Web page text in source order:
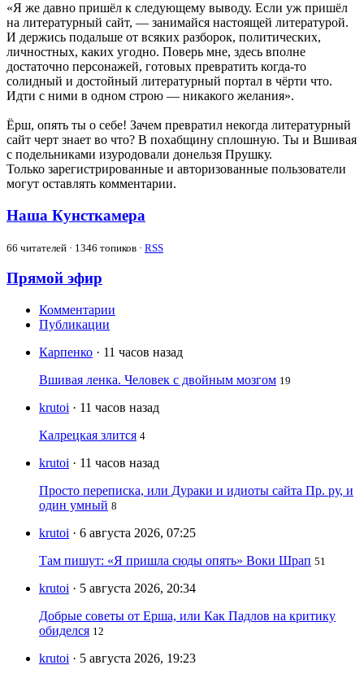
«Я же давно пришёл к следующему выводу. Если уж пришёл
на литературный сайт, — занимайся настоящей литературой.
И держись подальше от всяких разборок, политических,
личностных, каких угодно. Поверь мне, здесь вполне
достаточно персонажей, готовых превратить когда-то
солидный и достойный литературный портал в чёрти что.
Идти с ними в одном строю — никакого желания».
Ёрш, опять ты о себе! Зачем превратил некогда литературный
сайт черт знает во что? В похабщину сплошную. Ты и Вшивая
с подельниками изуродовали донельзя Прушку.
Только зарегистрированные и авторизованные пользователи
могут оставлять комментарии.
Наша Кунсткамера
66 читателей · 1346 топиков · RSS
Прямой эфир
Комментарии
Публикации
Карпенко · 11 часов назад
Вшивая ленка. Человек с двойным мозгом 19
krutoi · 11 часов назад
Калрецкая злится 4
krutoi · 11 часов назад
Просто переписка, или Дураки и идиоты сайта Пр. ру, и
один умный 8
krutoi · 6 августа 2026, 07:25
Там пишут: «Я пришла сюды опять» Воки Шрап 51
krutoi · 5 августа 2026, 20:34
Добрые советы от Ерша, или Как Падлов на критику
обиделся 12
krutoi · 5 августа 2026, 19:23